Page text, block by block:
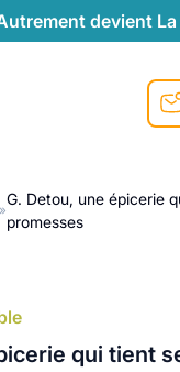
devient
»
G. Detou, une épicerie
promesses
qui tient